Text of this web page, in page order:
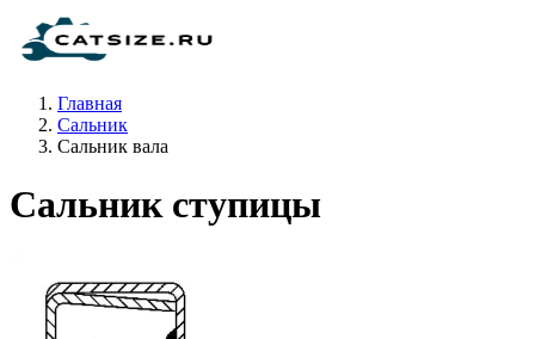
Главная
Сальник
Сальник вала
Сальник ступицы